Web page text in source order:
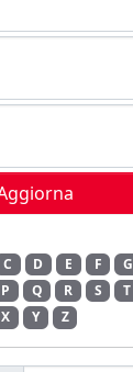
C D E F G
P Q R S T
X
Y Z